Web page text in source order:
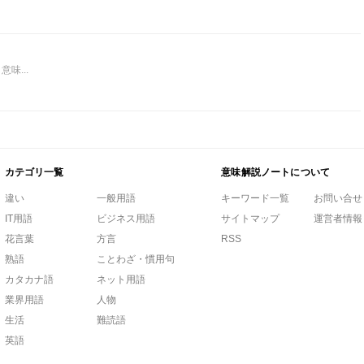
味...
カテゴリ一覧
違い
一般用語
IT用語
ビジネス用語
花言葉
方言
熟語
ことわざ・慣用句
カタカナ語
ネット用語
業界用語
人物
生活
難読語
英語
意味解説ノートについて
キーワード一覧
お問い合せ
サイトマップ
運営者情報
RSS